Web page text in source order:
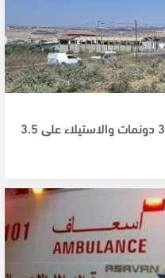
الاحتلال يخطر باقتلاع أشجار من 310 دونمات والاستيلاء على 3.5